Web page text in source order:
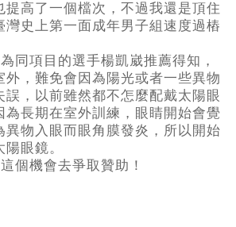
提高了一個檔次，不過我還是頂住
灣史上第一面成年男子組速度過樁
同項目的選手楊凱崴推薦得知，
外，難免會因為陽光或者一些異物
誤，以前雖然都不怎麼配戴太陽眼
為長期在室外訓練，眼睛開始會覺
異物入眼而眼角膜發炎，所以開始
眼鏡。
個機會去爭取贊助！